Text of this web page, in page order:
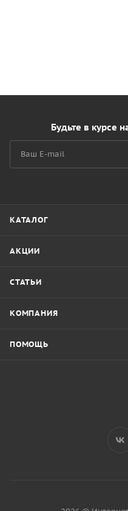
Будьте в курсе
КАТАЛОГ
АКЦИИ
СТАТЬИ
КОМПАНИЯ
ПОМОЩЬ